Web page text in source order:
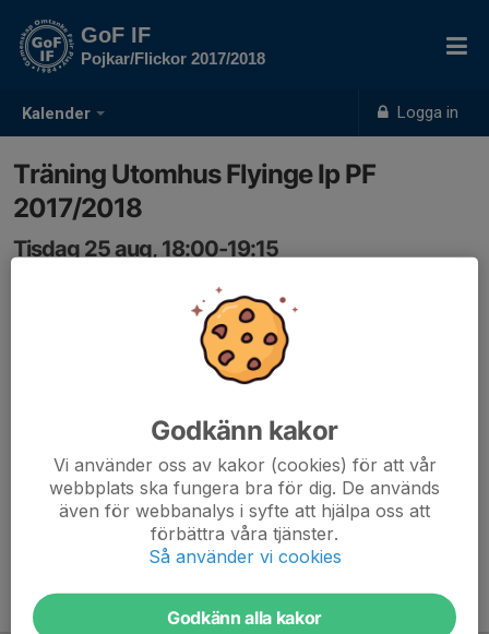
Kalender Logga in
GoF IF
Pojkar/Flickor 2017/2018
Träning Utomhus Flyinge Ip PF
2017/2018
Tisdag 25 aug, 18:00-19:15
Samling: 18:00, Flyinge idrottsplats
Vänligen meddela om man kommer eller ej. Underlättar
Godkänn kakor
Vi använder oss av kakor (cookies) för att vår
webbplats ska fungera bra för dig. De används
även för webbanalys i syfte att hjälpa oss att
förbättra våra tjänster.
Så använder vi cookies
Godkänn alla kakor